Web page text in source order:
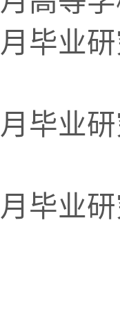
月毕业
月毕业
月毕业